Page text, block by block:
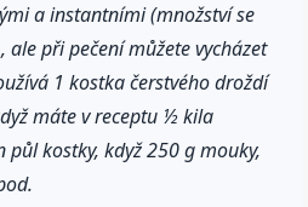
a instantními (množství se
ale při pečení můžete vycházet
1 kostka čerstvého droždí
máte v receptu ½ kila
kostky, když 250 g mouky,